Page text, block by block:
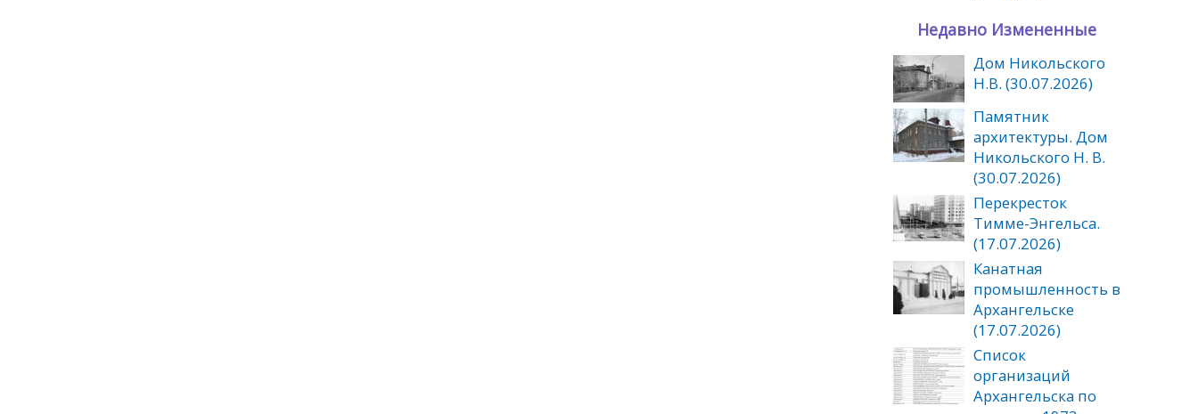
Недавно Измененные
Дом Никольского
Н.В. (30.07.2026)
Памятник
архитектуры. Дом
Никольского Н. В.
(30.07.2026)
Перекресток
Тимме-Энгельса.
(17.07.2026)
Канатная
промышленность в
Архангельске
(17.07.2026)
Список
организаций
Архангельска по